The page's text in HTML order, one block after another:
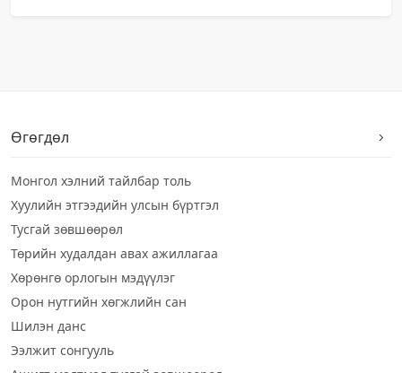
Өгөгдөл
Монгол хэлний тайлбар толь
Хуулийн этгээдийн улсын бүртгэл
Тусгай зөвшөөрөл
Төрийн худалдан авах ажиллагаа
Хөрөнгө орлогын мэдүүлэг
Орон нутгийн хөгжлийн сан
Шилэн данс
Ээлжит сонгууль